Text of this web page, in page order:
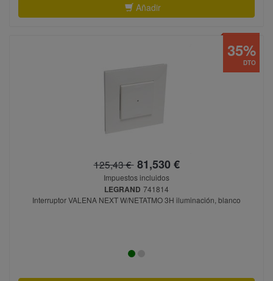
Añadir
125,43 €81,530 €
Impuestos incluidos
LEGRAND 741814
Interruptor VALENA NEXT W/NETATMO 3H iluminación, blanco
DTO
35%